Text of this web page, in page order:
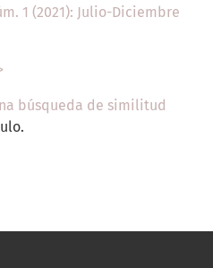
1 (2021): Julio-Diciembre
búsqueda de similitud